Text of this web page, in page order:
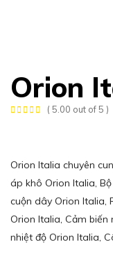
Orion
( 5.00 out of 5 )
Orion Italia chuyên
áp khô Orion Italia,
cuộn dây Orion Italia,
Orion Italia, Cảm biến
nhiệt độ Orion Italia,